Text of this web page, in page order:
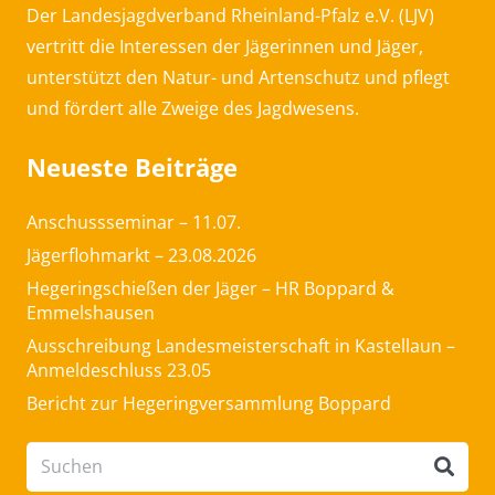
Der Landesjagdverband Rheinland-Pfalz e.V. (LJV)
vertritt die Interessen der Jägerinnen und Jäger,
unterstützt den Natur- und Artenschutz und pflegt
und fördert alle Zweige des Jagdwesens.
Neueste Beiträge
Anschussseminar – 11.07.
Jägerflohmarkt – 23.08.2026
Hegeringschießen der Jäger – HR Boppard &
Emmelshausen
Ausschreibung Landesmeisterschaft in Kastellaun –
Anmeldeschluss 23.05
Bericht zur Hegeringversammlung Boppard